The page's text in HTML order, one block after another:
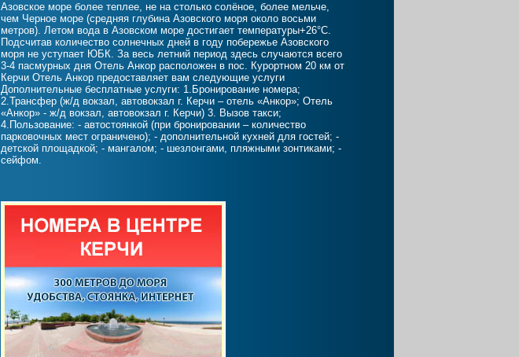
Азовское море более теплее, не на столько солёное, более мельче,
чем Черное море (средняя глубина Азовского моря около восьми
метров). Летом вода в Азовском море достигает температуры+26°С.
Подсчитав количество солнечных дней в году побережье Азовского
моря не уступает ЮБК. За весь летний период здесь случаются всего
3-4 пасмурных дня Отель Анкор расположен в пос. Курортном 20 км от
Керчи Отель Анкор предоставляет вам следующие услуги
Дополнительные бесплатные услуги: 1.Бронирование номера;
2.Трансфер (ж/д вокзал, автовокзал г. Керчи – отель «Анкор»; Отель
«Анкор» - ж/д вокзал, автовокзал г. Керчи) 3. Вызов такси;
4.Пользование: - автостоянкой (при бронировании – количество
парковочных мест ограничено); - дополнительной кухней для гостей; -
детской площадкой; - мангалом; - шезлонгами, пляжными зонтиками; -
сейфом.